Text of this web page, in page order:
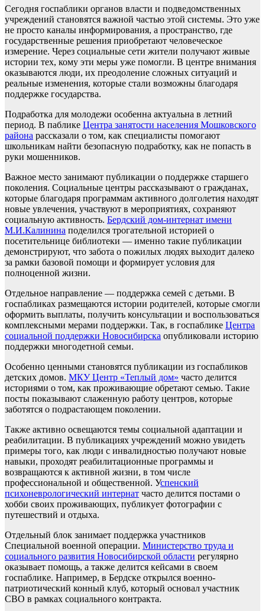
Сегодня госпаблики органов власти и подведомственных
учреждений становятся важной частью этой системы. Это уже
не просто каналы информирования, а пространство, где
государственные решения приобретают человеческое
измерение. Через социальные сети жители получают живые
истории тех, кому эти меры уже помогли. В центре внимания
оказываются люди, их преодоление сложных ситуаций и
реальные изменения, которые стали возможны благодаря
поддержке государства.
Подработка для молодежи особенна актуальна в летний
период. В паблике Центра занятости населения Мошковского
района рассказали о том, как специалисты помогают
школьникам найти безопасную подработку, как не попасть в
руки мошенников.
Важное место занимают публикации о поддержке старшего
поколения. Социальные центры рассказывают о гражданах,
которые благодаря программам активного долголетия находят
новые увлечения, участвуют в мероприятиях, сохраняют
социальную активность. Бердский дом-интернат имени
М.И.Калинина поделился трогательной историей о
посетительнице библиотеки — именно такие публикации
демонстрируют, что забота о пожилых людях выходит далеко
за рамки базовой помощи и формирует условия для
полноценной жизни.
Отдельное направление — поддержка семей с детьми. В
госпабликах размещаются истории родителей, которые смогли
оформить выплаты, получить консультации и воспользоваться
комплексными мерами поддержки. Так, в госпаблике Центра
социальной поддержки Новосибирска опубликовали историю
поддержки многодетной семьи.
Особенно ценными становятся публикации из госпабликов
детских домов. МКУ Центр «Теплый дом» часто делится
историями о том, как проживающие обретают семью. Такие
посты показывают слаженную работу центров, которые
заботятся о подрастающем поколении.
Также активно освещаются темы социальной адаптации и
реабилитации. В публикациях учреждений можно увидеть
примеры того, как люди с инвалидностью получают новые
навыки, проходят реабилитационные программы и
возвращаются к активной жизни, в том числе
профессиональной и общественной. Успенский
психоневрологический интернат часто делится постами о
хобби своих проживающих, публикует фотографии с
путешествий и отдыха.
Отдельный блок занимает поддержка участников
Специальной военной операции. Министерство труда и
социального развития Новосибирской области регулярно
оказывает помощь, а также делится кейсами в своем
госпаблике. Например, в Бердске открылся военно-
патриотический конный клуб, который основал участник
СВО в рамках социального контракта.